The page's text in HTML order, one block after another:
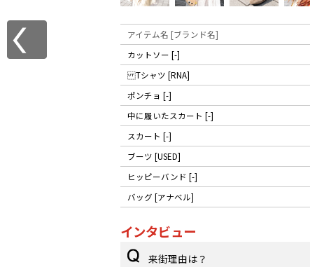
アイテム名 [ブランド名]
カットソー [-]
Tシャツ [RNA]
ポンチョ [-]
中に履いたスカート [-]
スカート [-]
ブーツ [USED]
ヒッピーバンド [-]
バッグ [アナベル]
インタビュー
来街理由は？